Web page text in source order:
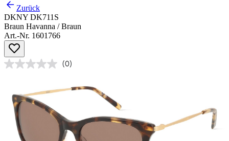
Zurück
DKNY DK711S
Braun Havanna / Braun
Art.-Nr. 1601766
(0)